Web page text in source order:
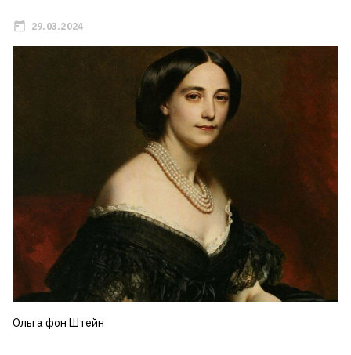
29.03.2024
Ольга фон Штейн